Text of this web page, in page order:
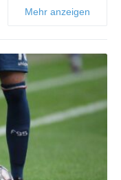
Mehr anzeigen